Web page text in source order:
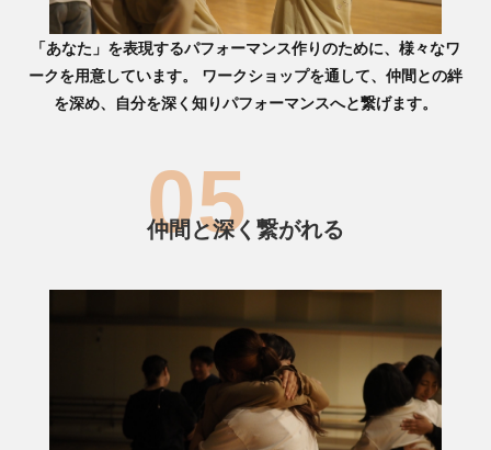
「あなた」を表現するパフォーマンス作りのために、様々なワ
ークを用意しています。 ワークショップを通して、仲間との絆
を深め、自分を深く知りパフォーマンスへと繋げます。
仲間と深く繋がれる